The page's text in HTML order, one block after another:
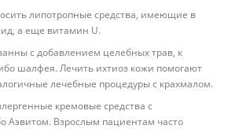
липотропные средства, имеющие в
а еще витамин U.
с добавлением целебных трав, к
шалфея. Лечить ихтиоз кожи помогают
лечебные процедуры с крахмалом.
кремовые средства с
Аэвитом. Взрослым пациентам часто